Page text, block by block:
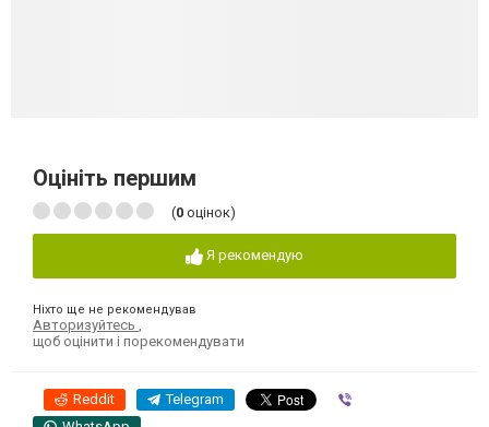
Оцініть першим
(0 оцінок)
Я рекомендую
Ніхто ще не рекомендував
Авторизуйтесь
щоб оцінити і порекомендувати
Reddit Telegram